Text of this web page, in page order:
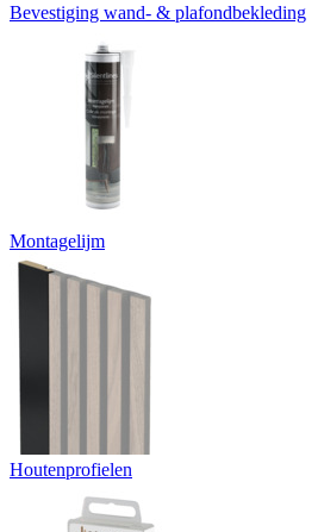
Bevestiging wand- & plafondbekleding
Montagelijm
Houtenprofielen